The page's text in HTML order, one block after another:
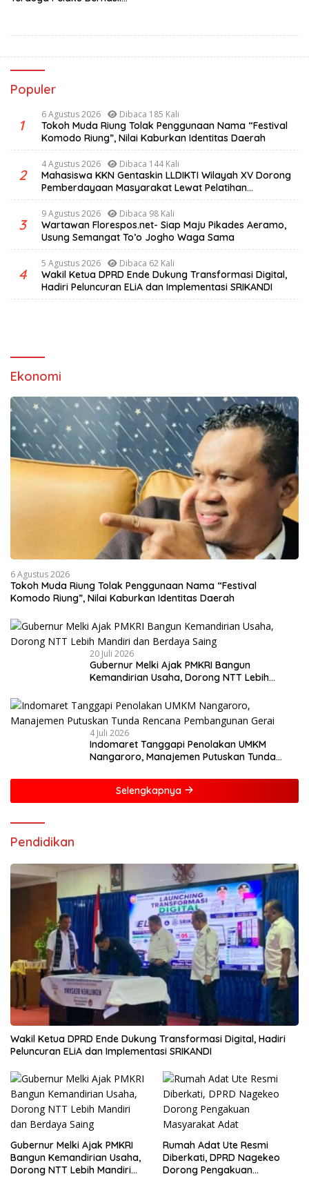
Populer
1
6 Agustus 2026 Dibaca 185 Kali
Tokoh Muda Riung Tolak Penggunaan Nama “Festival
Komodo Riung”, Nilai Kaburkan Identitas Daerah
2
4 Agustus 2026 Dibaca 144 Kali
Mahasiswa KKN Gentaskin LLDIKTI Wilayah XV Dorong
Pemberdayaan Masyarakat Lewat Pelatihan
Pengolahan Hasil Alam di Desa Sisir
3
9 Agustus 2026 Dibaca 98 Kali
Wartawan Florespos.net- Siap Maju Pikades Aeramo,
Usung Semangat To’o Jogho Waga Sama
4
5 Agustus 2026 Dibaca 62 Kali
Wakil Ketua DPRD Ende Dukung Transformasi Digital,
Hadiri Peluncuran ELiA dan Implementasi SRIKANDI
Ekonomi
6 Agustus 2026
Tokoh Muda Riung Tolak Penggunaan Nama “Festival
Komodo Riung”, Nilai Kaburkan Identitas Daerah
20 Juli 2026
Gubernur Melki Ajak PMKRI Bangun
Kemandirian Usaha, Dorong NTT Lebih
4 Juli 2026
Indomaret Tanggapi Penolakan UMKM
Nangaroro, Manajemen Putuskan Tunda
Selengkapnya
Pendidikan
Wakil Ketua DPRD Ende Dukung Transformasi Digital, Hadiri
Peluncuran ELiA dan Implementasi SRIKANDI
Gubernur Melki Ajak PMKRI
Bangun Kemandirian Usaha,
Dorong NTT Lebih Mandiri
Rumah Adat Ute Resmi
Diberkati, DPRD Nagekeo
Dorong Pengakuan